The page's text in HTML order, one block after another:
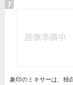
7
象印のミキサーは、独